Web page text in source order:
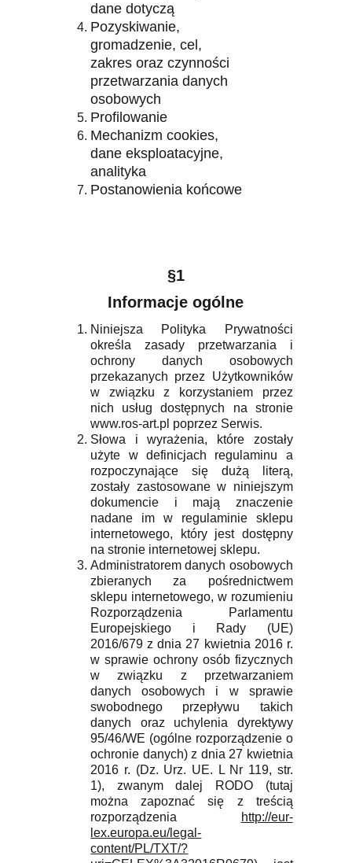
dane dotyczą
Pozyskiwanie,
gromadzenie, cel,
zakres oraz czynności
przetwarzania danych
osobowych
Profilowanie
Mechanizm cookies,
dane eksploatacyjne,
analityka
Postanowienia końcowe
§1
Informacje ogólne
Niniejsza Polityka Prywatności
określa zasady przetwarzania i
ochrony danych osobowych
przekazanych przez Użytkowników
w związku z korzystaniem przez
nich usług dostępnych na stronie
www.ros-art.pl poprzez Serwis.
Słowa i wyrażenia, które zostały
użyte w definicjach regulaminu a
rozpoczynające się dużą literą,
zostały zastosowane w niniejszym
dokumencie i mają znaczenie
nadane im w regulaminie sklepu
internetowego, który jest dostępny
na stronie internetowej sklepu.
Administratorem danych osobowych
zbieranych za pośrednictwem
sklepu internetowego, w rozumieniu
Rozporządzenia Parlamentu
Europejskiego i Rady (UE)
2016/679 z dnia 27 kwietnia 2016 r.
w sprawie ochrony osób fizycznych
w związku z przetwarzaniem
danych osobowych i w sprawie
swobodnego przepływu takich
danych oraz uchylenia dyrektywy
95/46/WE (ogólne rozporządzenie o
ochronie danych) z dnia 27 kwietnia
2016 r. (Dz. Urz. UE. L Nr 119, str.
1), zwanym dalej RODO (tutaj
można zapoznać się z treścią
rozporządzenia
http://eur-
lex.europa.eu/legal-
content/PL/TXT/?